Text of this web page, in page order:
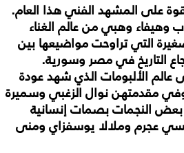
على المشهد الفنيهذا العام.
وهيفاء وهبيمنعالم الغناء
التيتراوحتمواضيعها بين
التاريخفيمصر وسورية.
عالم الألبومات الذيشهدعودة
مقدمتهننوال الزغبي وسميرة
بعض النجماتبصماتإنسانية
عجرم وملالا يوسفزاي ومنى